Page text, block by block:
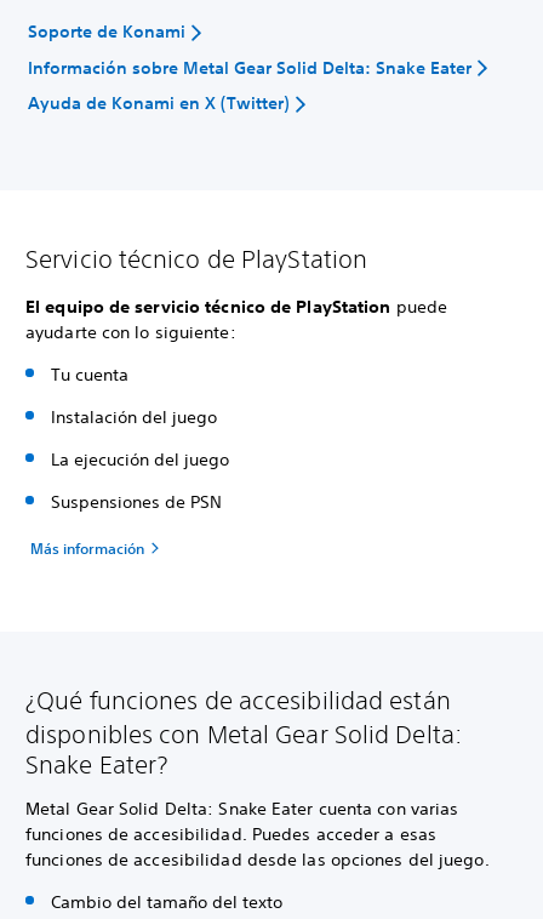
Soporte de Konami
Información sobre Metal Gear Solid Delta: Snake Eater
Ayuda de Konami en X (Twitter)
Servicio técnico de PlayStation
El equipo de servicio técnico de PlayStation puede
ayudarte con lo siguiente:
Tu cuenta
Instalación del juego
La ejecución del juego
Suspensiones de PSN
Más información
¿Qué funciones de accesibilidad están
disponibles con Metal Gear Solid Delta:
Snake Eater?
Metal Gear Solid Delta: Snake Eater cuenta con varias
funciones de accesibilidad. Puedes acceder a esas
funciones de accesibilidad desde las opciones del juego.
Cambio del tamaño del texto